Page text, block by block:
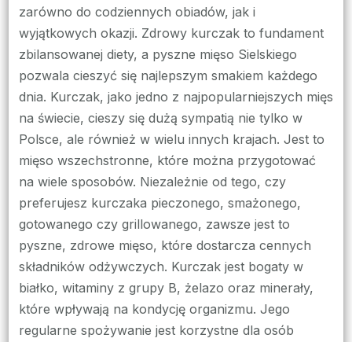
zarówno do codziennych obiadów, jak i
wyjątkowych okazji. Zdrowy kurczak to fundament
zbilansowanej diety, a pyszne mięso Sielskiego
pozwala cieszyć się najlepszym smakiem każdego
dnia. Kurczak, jako jedno z najpopularniejszych mięs
na świecie, cieszy się dużą sympatią nie tylko w
Polsce, ale również w wielu innych krajach. Jest to
mięso wszechstronne, które można przygotować
na wiele sposobów. Niezależnie od tego, czy
preferujesz kurczaka pieczonego, smażonego,
gotowanego czy grillowanego, zawsze jest to
pyszne, zdrowe mięso, które dostarcza cennych
składników odżywczych. Kurczak jest bogaty w
białko, witaminy z grupy B, żelazo oraz minerały,
które wpływają na kondycję organizmu. Jego
regularne spożywanie jest korzystne dla osób